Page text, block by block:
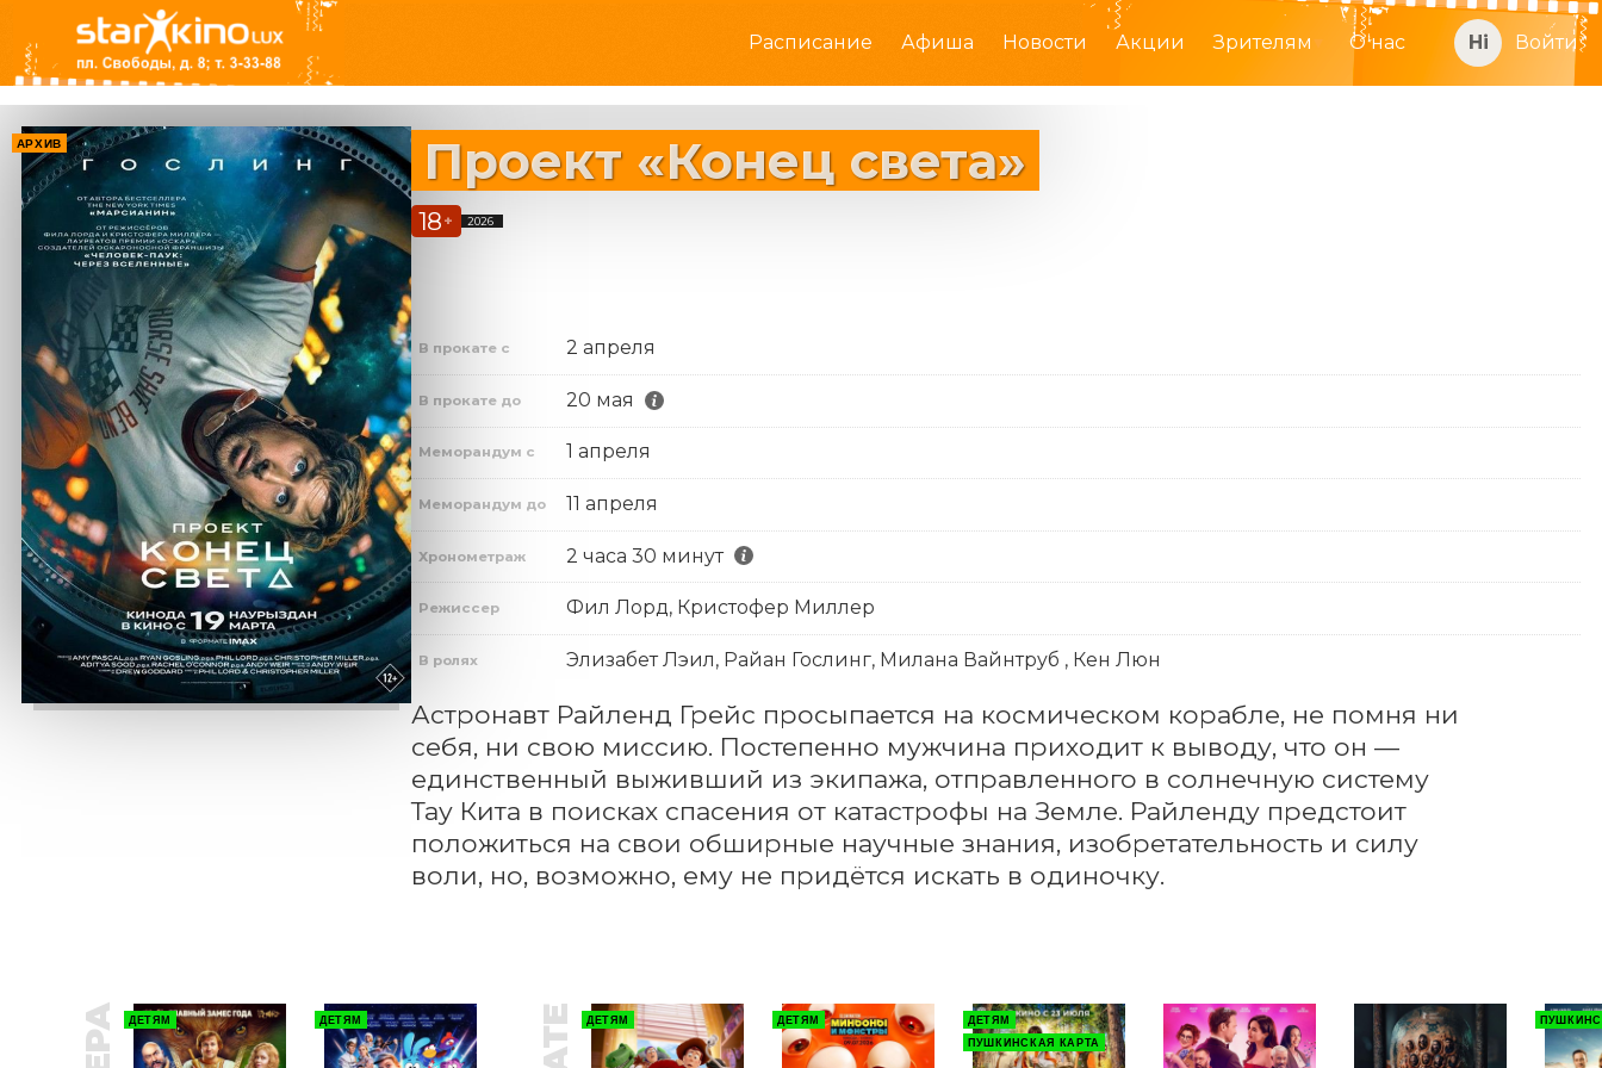
Расписание Афиша Новости Акции Зрителям О нас Войти
АРХИВ Проект «Конец света»
18 + 2026
В прокате с 2 апреля
В прокате до 20 мая
Меморандум с 1 апреля
Меморандум до 11 апреля
Хронометраж 2 часа 30 минут
Режиссер Фил Лорд, Кристофер Миллер
В ролях Элизабет Лэил, Райан Гослинг, Милана Вайнтруб , Кен Люн
Астронавт Райленд Грейс просыпается на космическом корабле, не помня ни
себя, ни свою миссию. Постепенно мужчина приходит к выводу, что он —
единственный выживший из экипажа, отправленного в солнечную систему
Тау Кита в поисках спасения от катастрофы на Земле. Райленду предстоит
положиться на свои обширные научные знания, изобретательность и силу
воли, но, возможно, ему не придётся искать в одиночку.
ДЕТЯМ ДЕТЯМ ДЕТЯМ ДЕТЯМ
ДЕТЯМ
ПУШКИНСКАЯ КАРТА